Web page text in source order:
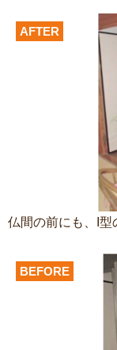
AFTER
仏間の前にも、I型
BEFORE